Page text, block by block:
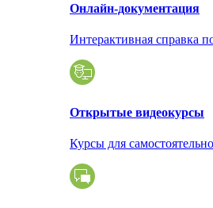
Онлайн-документация
Интерактивная справка
Открытые видеокурсы
Курсы для